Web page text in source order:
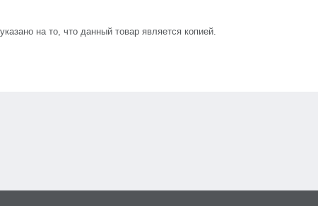
на то, что данный товар является копией.